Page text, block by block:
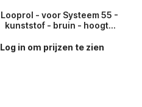
Looprol - voor Systeem 55 -
kunststof - bruin - hoogte
deur
Log in om prijzen te zien